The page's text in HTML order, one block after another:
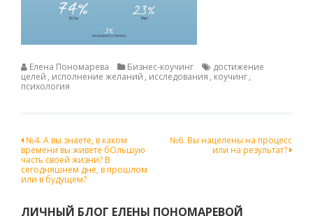
Елена Пономарева Бизнес-коучинг
достижение
целей , исполнение желаний , исследования , коучинг,
психология
Навигация
по
записям
№4. А вы знаете, в каком
времени вы живете бОльшую
часть своей жизни? В
сегодняшнем дне, в прошлом
или в будущем?
№6. Вы нацелены на процесс
или на результат?
ЛИЧНЫЙ БЛОГ ЕЛЕНЫ ПОНОМАРЕВОЙ